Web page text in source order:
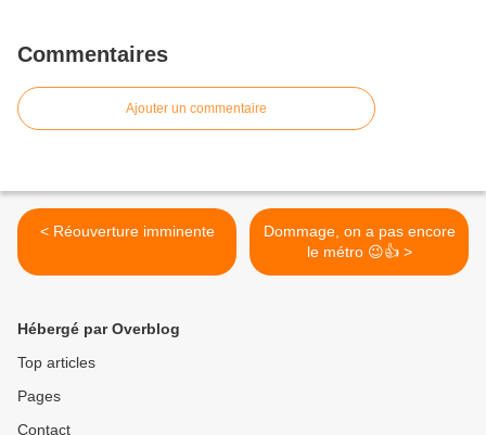
Commentaires
Ajouter un commentaire
< Réouverture imminente
Dommage, on a pas encore
le métro 😉👍 >
Hébergé par Overblog
Top articles
Pages
Contact